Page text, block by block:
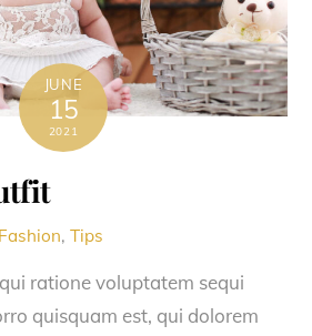
JUNE
15
2021
,Tips
ratione voluptatem sequi
quisquam est, qui dolorem